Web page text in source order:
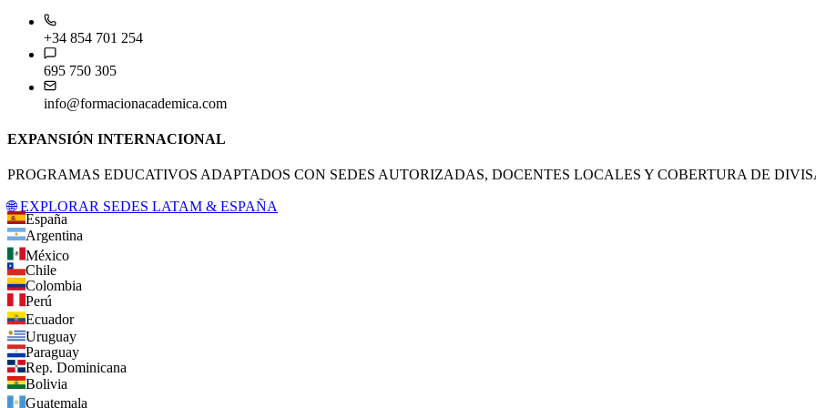
+34 854 701 254
695 750 305
info@formacionacademica.com
EXPANSIÓN INTERNACIONAL
PROGRAMAS EDUCATIVOS ADAPTADOS CON SEDES AUTORIZADAS, DOCENTES LOCALES Y COBERTURA DE
🌐 EXPLORAR SEDES LATAM & ESPAÑA
España
Argentina
México
Chile
Colombia
Perú
Ecuador
Uruguay
Paraguay
Rep. Dominicana
Bolivia
Guatemala